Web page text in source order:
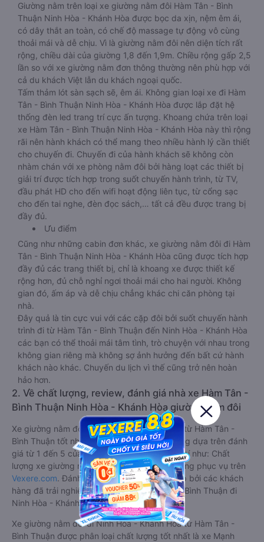
Giường nằm trên loại xe giường nằm đôi Hàm Tân - Bình
Thuận Ninh Hòa - Khánh Hòa được bọc da xịn, nệm êm ái,
có dây thắt an toàn, có chế độ massage tự động vô cùng
thoải mái và dễ chịu. Vì là giường nằm đôi nên diện tích rất
rộng, chiều dài của giường 1,8 đến 1,9m. Chiều rộng gấp 2,5
lần so với xe giường nằm đơn thông thường nên phù hợp với
cả du khách Việt lẫn du khách ngoại quốc.
Tấm thảm lót sàn sạch sẽ, êm ái. Không gian loại xe đi Hàm
Tân - Bình Thuận Ninh Hòa - Khánh Hòa được lắp đặt hệ
thống đèn led trang trí cực ấn tượng. Khoang chứa trên loại
xe Hàm Tân - Bình Thuận Ninh Hòa - Khánh Hòa này thì rộng
rãi nên hành khách có thể mang theo nhiều hành lý cần thiết
cho chuyến đi. Chuyến đi của hành khách sẽ không còn
nhàm chán với xe phòng nằm đôi bởi hàng loạt các thiết bị
giải trí được tích hợp trong suốt chuyến hành trình, từ TV,
đầu phát HD cho đến wifi hoạt động liên tục, từ cổng sạc
cho đến tai nghe, đèn đọc sách,… tất cả đều được trang bị
đầy đủ.
Ưu điểm
Cũng như những cabin đơn khác, xe giường nằm đôi đi Hàm
Tân - Bình Thuận Ninh Hòa - Khánh Hòa cũng được tích hợp
đầy đủ các trang thiết bị, chỉ là khoang xe được thiết kế
rộng hơn, đủ chỗ nghỉ ngơi thoải mái cho hai người. Không
gian đó, ấm áp và dễ chịu chẳng khác chi căn phòng tại
nhà.
Đây quả là tin cực vui với các cặp đôi bởi suốt chuyến hành
trình đi từ Hàm Tân - Bình Thuận đến Ninh Hòa - Khánh Hòa
các bạn có thể thoải mái tâm tình, trò chuyện với nhau trong
không gian riêng mà không sợ ảnh hưởng đến bất cứ hành
khách nào khác. Chuyến du lịch vì thế cũng trở nên hoàn
hảo hơn.
2. Về chất lượng, review, đánh giá nhà xe Hàm Tân -
Bình Thuận Ninh Hòa - Khánh Hòa giường nằm đôi
Xe giường nằm đôi đi Ninh Hòa - Khánh Hòa từ Hàm Tân -
Bình Thuận tốt nhất được phân loại chất lượng dựa trên đánh
giá từ 1 đến 5 của khách hàng với các tiêu chí như: Chất
lượng xe giường nằm đôi, Đúng giờ, Chất lượng phục vụ trên
Vexere.com. Đánh giá này được viết trực tiếp bởi các khách
hàng đã trải nghiệm các hãng Xe Hàm Tân - Bình Thuận đi
Ninh Hòa - Khánh Hòa.
Xe giường nằm đôi đi Ninh Hòa - Khánh Hòa từ Hàm Tân -
Bình Thuận được phân loại chất lượng tốt nhất là xe Mạnh